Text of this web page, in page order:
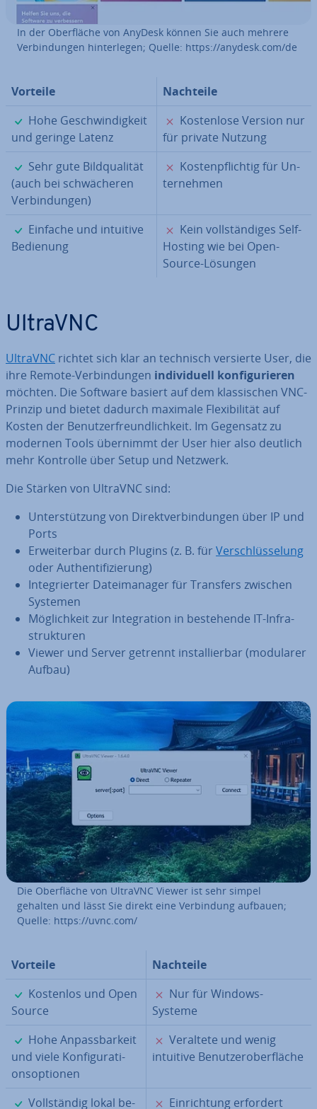
In der Ober­flä­che von AnyDesk können Sie auch mehrere
Ver­bin­dun­gen hin­ter­le­gen; Quelle: https://anydesk.com/de
Vorteile
Nachteile
✓
Hohe Ge­schwin­dig­keit
und geringe Latenz
✗
Kos­ten­lo­se Version nur
für private Nutzung
✓
Sehr gute Bild­qua­li­tät
(auch bei schwä­che­ren
Ver­bin­dun­gen)
✗
Kos­ten­pflich­tig für Un­
ter­neh­men
✓
Einfache und intuitive
Bedienung
✗
Kein voll­stän­di­ges Self-
Hosting wie bei Open-
Source-Lösungen
UltraVNC
UltraVNC richtet sich klar an technisch versierte User, die
ihre Remote-Ver­bin­dun­gen in­di­vi­du­ell kon­fi­gu­rie­ren
möchten. Die Software basiert auf dem klas­si­schen VNC-
Prinzip und bietet dadurch maximale Fle­xi­bi­li­tät auf
Kosten der Be­nut­zer­freund­lich­keit. Im Gegensatz zu
modernen Tools übernimmt der User hier also deutlich
mehr Kontrolle über Setup und Netzwerk.
Die Stärken von UltraVNC sind:
Un­ter­stüt­zung von Di­rekt­ver­bin­dun­gen über IP und
Ports
Er­wei­ter­bar durch Plugins (z. B. für Ver­schlüs­se­lung
oder Au­then­ti­fi­zie­rung)
In­te­grier­ter Da­tei­ma­na­ger für Transfers zwischen
Systemen
Mög­lich­keit zur In­te­gra­ti­on in be­stehen­de IT-In­fra­
struk­tu­ren
Viewer und Server getrennt in­stal­lier­bar (modularer
Aufbau)
Die Ober­flä­che von UltraVNC Viewer ist sehr simpel
gehalten und lässt Sie direkt eine Ver­bin­dung aufbauen;
Quelle: https://uvnc.com/
Vorteile
Nachteile
✓
Kostenlos und Open
Source
✗
Nur für Windows-
Systeme
✓
Hohe An­pass­bar­keit
und viele Kon­fi­gu­ra­ti­
ons­op­tio­nen
✗
Veraltete und wenig
intuitive Be­nut­zer­ober­flä­che
✓
Voll­stän­dig lokal be­ ✗
Ein­rich­tung erfordert